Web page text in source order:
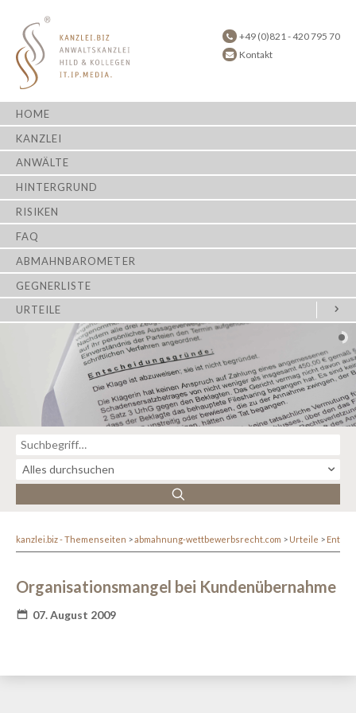
+49 (0)821 - 420 795 70
Kontakt
HOME
KANZLEI
ANWÄLTE
HINTERGRUND
RISIKEN
FAQ
ABMAHNBAROMETER
GEGNERLISTE
URTEILE
kanzlei.biz - Themenseiten abmahnung-wettbewerbsrecht.com Urteile
Organisationsmangel bei Kundenübernahme
07. August 2009